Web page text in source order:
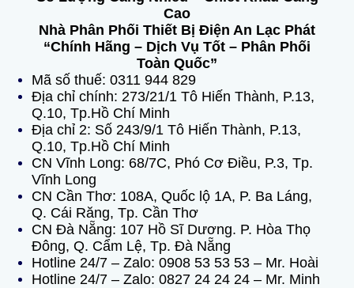
Cao
Nhà Phân Phối Thiết Bị Điện An Lạc Phát
“Chính Hãng – Dịch Vụ Tốt – Phân Phối
Toàn Quốc”
Mã số thuế: 0311 944 829
Địa chỉ chính: 273/21/1 Tô Hiến Thành, P.13,
Q.10, Tp.Hồ Chí Minh
Địa chỉ 2: Số 243/9/1 Tô Hiến Thành, P.13,
Q.10, Tp.Hồ Chí Minh
CN Vĩnh Long: 68/7C, Phó Cơ Điều, P.3, Tp.
Vĩnh Long
CN Cần Thơ: 108A, Quốc lộ 1A, P. Ba Láng,
Q. Cái Răng, Tp. Cần Thơ
CN Đà Nẵng: 107 Hồ Sĩ Dương. P. Hòa Thọ
Đông, Q. Cẩm Lệ, Tp. Đà Nẵng
Hotline 24/7 – Zalo: 0908 53 53 53 – Mr. Hoài
Hotline 24/7 – Zalo: 0827 24 24 24 – Mr. Minh